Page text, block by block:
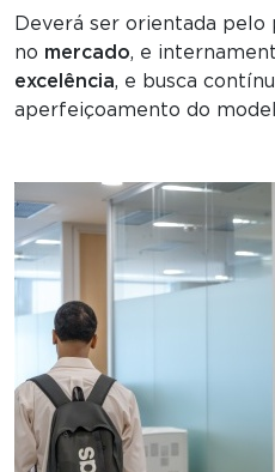
Deverá ser orientada pelo
no mercado, e
excelência, e busca
aperfeiçoamento do